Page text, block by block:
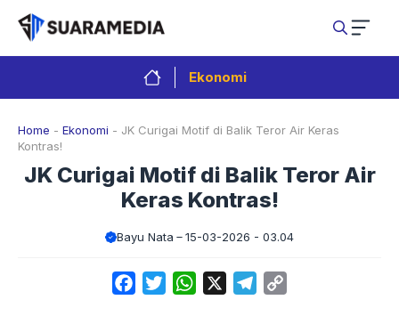
Langsung
isi
Ekonomi
Home - Ekonomi - JK Curigai Motif di Balik Teror Air Keras
Kontras!
JK Curigai Motif di Balik Teror Air
Keras Kontras!
Bayu Nata 15-03-2026 - 03.04
FacebookTwitterWhatsApp Telegram